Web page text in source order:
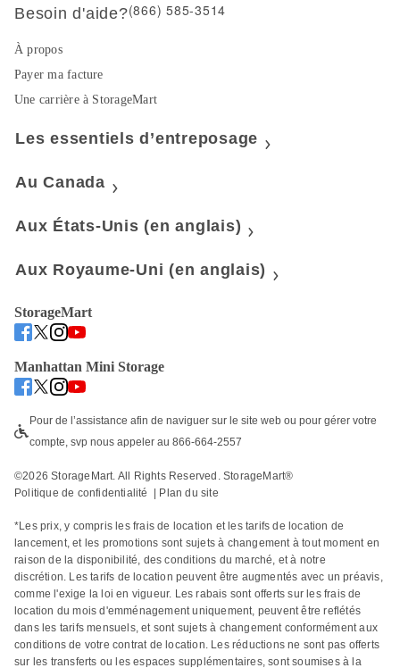
Besoin d'aide?(866) 585-3514
À propos
Payer ma facture
Une carrière à StorageMart
Les essentiels d’entreposage
Au Canada
Aux États-Unis (en anglais)
Aux Royaume-Uni (en anglais)
StorageMart
Manhattan Mini Storage
Pour de l’assistance afin de naviguer sur le site web ou pour gérer votre
compte, svp nous appeler au 866-664-2557
©2026 StorageMart. All Rights Reserved. StorageMart®
Politique de confidentialité
Plan du site
*Les prix, y compris les frais de location et les tarifs de location de
lancement, et les promotions sont sujets à changement à tout moment en
raison de la disponibilité, des conditions du marché, et à notre
discrétion. Les tarifs de location peuvent être augmentés avec un préavis,
comme l'exige la loi en vigueur. Les rabais sont offerts sur les frais de
location du mois d'emménagement uniquement, peuvent être reflétés
dans les tarifs mensuels, et sont sujets à changement conformément aux
conditions de votre contrat de location. Les réductions ne sont pas offerts
sur les transferts ou les espaces supplémentaires, sont soumises à la